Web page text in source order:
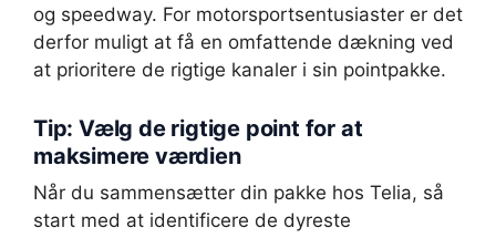
og speedway. For motorsportsentusiaster er det
derfor muligt at få en omfattende dækning ved
at prioritere de rigtige kanaler i sin pointpakke.
Tip: Vælg de rigtige point for at
maksimere værdien
Når du sammensætter din pakke hos Telia, så
start med at identificere de dyreste